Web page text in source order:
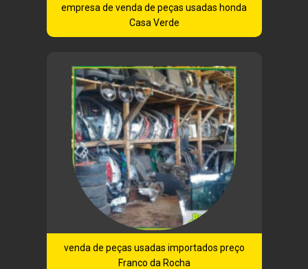
empresa de venda de peças usadas honda
Casa Verde
venda de peças usadas importados preço
Franco da Rocha